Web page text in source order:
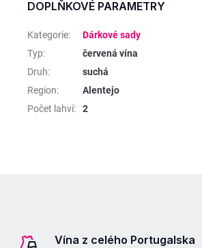
DOPLŇKOVÉ PARAMETRY
Kategorie:
Dárkové sady
Typ:
červená vína
Druh:
suchá
Region:
Alentejo
Počet lahví: 2
Vína z celého Portugalska